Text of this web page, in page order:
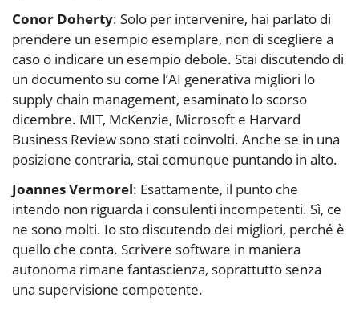
Conor Doherty: Solo per intervenire, hai parlato di
prendere un esempio esemplare, non di scegliere a
caso o indicare un esempio debole. Stai discutendo di
un documento su come l’AI generativa migliori lo
supply chain management, esaminato lo scorso
dicembre. MIT, McKenzie, Microsoft e Harvard
Business Review sono stati coinvolti. Anche se in una
posizione contraria, stai comunque puntando in alto.
Joannes Vermorel: Esattamente, il punto che
intendo non riguarda i consulenti incompetenti. Sì, ce
ne sono molti. Io sto discutendo dei migliori, perché è
quello che conta. Scrivere software in maniera
autonoma rimane fantascienza, soprattutto senza
una supervisione competente.